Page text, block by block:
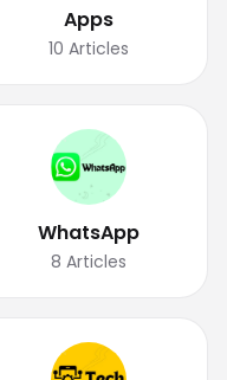
Apps
10 Articles
WhatsApp
8 Articles